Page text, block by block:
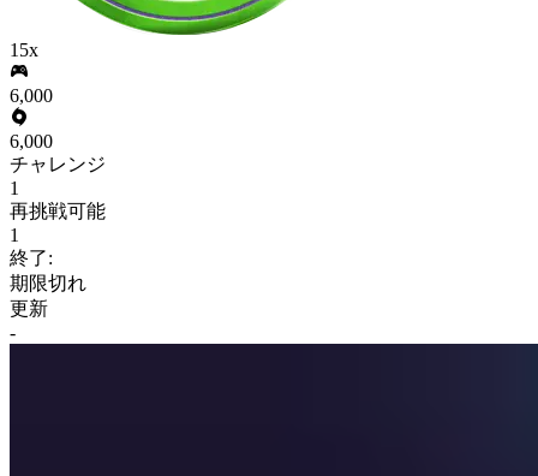
15x
6,000
6,000
チャレンジ
1
再挑戦可能
1
終了:
期限切れ
更新
-